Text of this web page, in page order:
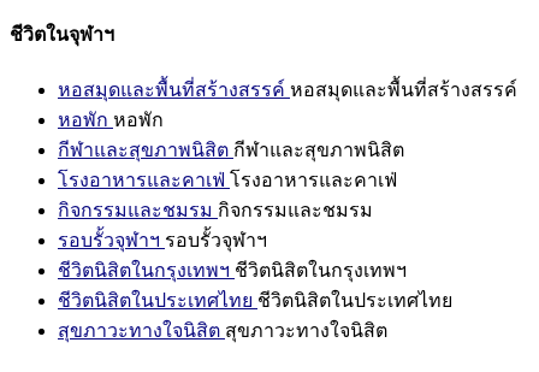
ชีวิตในจุฬาฯ
หอสมุดและพื้นที่สร้างสรรค์ หอสมุดและพื้นที่สร้างสรรค์
หอพัก หอพัก
กีฬาและสุขภาพนิสิต กีฬาและสุขภาพนิสิต
โรงอาหารและคาเฟ่ โรงอาหารและคาเฟ่
กิจกรรมและชมรม กิจกรรมและชมรม
รอบรั้วจุฬาฯ รอบรั้วจุฬาฯ
ชีวิตนิสิตในกรุงเทพฯ ชีวิตนิสิตในกรุงเทพฯ
ชีวิตนิสิตในประเทศไทย ชีวิตนิสิตในประเทศไทย
สุขภาวะทางใจนิสิต สุขภาวะทางใจนิสิต